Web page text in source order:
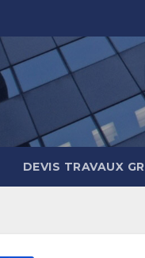
DEVIS TRAVAUX